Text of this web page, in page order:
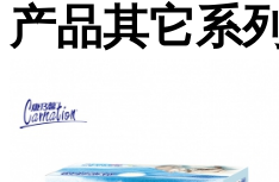
产品其它系列